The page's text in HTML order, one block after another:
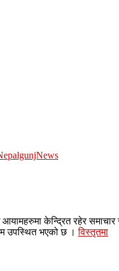
केन्द्रित रहेर समाचार
उपस्थित भएको छ ।विस्तृतमा